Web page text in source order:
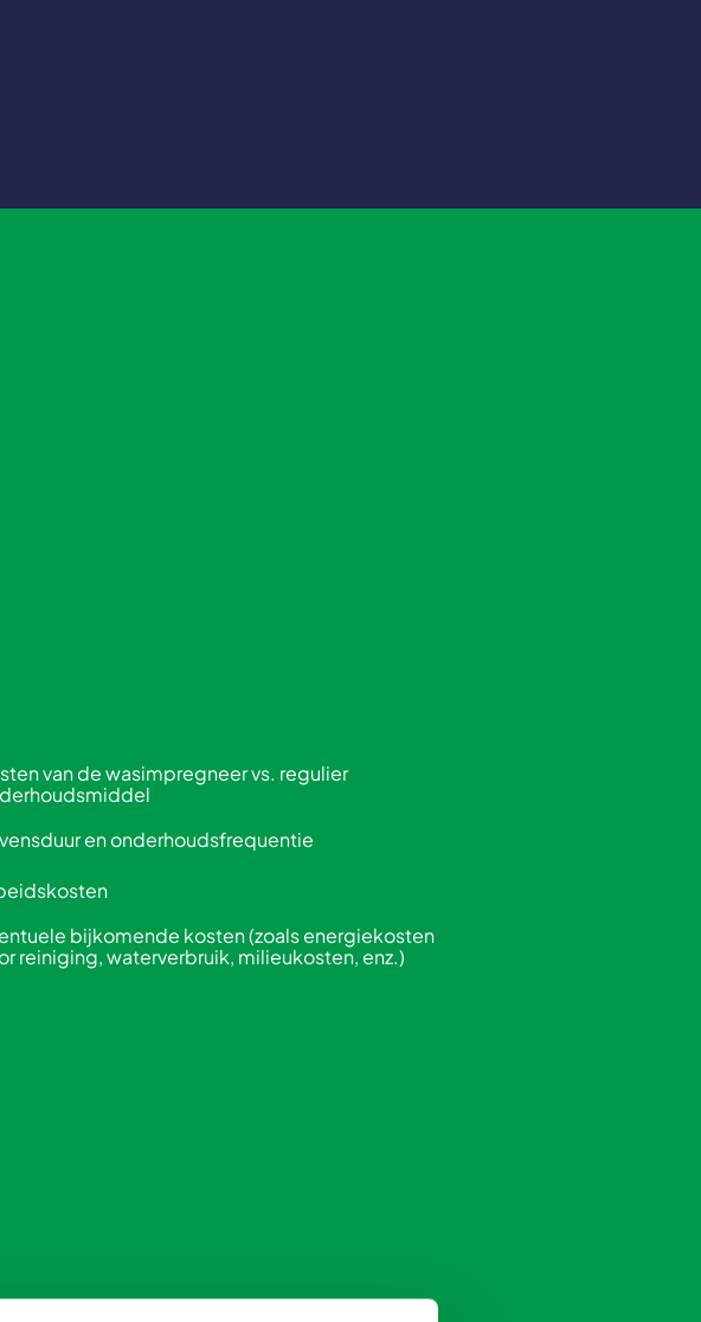
van de wasimpregneer vs. regulier
en onderhoudsfrequentie
bijkomende kosten (zoals energiekosten
reiniging, waterverbruik, milieukosten, enz.)